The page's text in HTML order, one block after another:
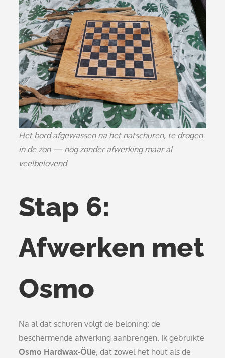
Het bord afgewassen na het natschuren, te drogen
in de zon — nog zonder afwerking maar al
veelbelovend
Stap 6:
Afwerken met
Osmo
Na al dat schuren volgt de beloning: de
beschermende afwerking aanbrengen. Ik gebruikte
Osmo Hardwax-Ölie, dat zowel het hout als de